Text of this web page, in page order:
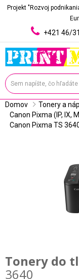
Projekt "Rozvoj
+421 46/
Domov
Tonery a
Canon Pixma (IP, IX,
Canon Pixma TS
Tonery do
3640